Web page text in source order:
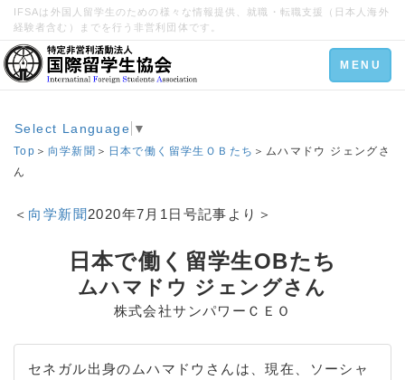
IFSAは外国人留学生のための様々な情報提供、就職・転職支援（日本人海外
経験者含む）までを行う非営利団体です。
Toggle
navigation
MENU
Select Language ▼
Top ＞ 向学新聞 ＞ 日本で働く留学生ＯＢたち ＞ムハマドウ ジェングさ
ん
＜ 向学新聞2020年7月1日号記事より＞
日本で働く留学生OBたち
ムハマドウ ジェングさん
株式会社サンパワーＣＥＯ
セネガル出身のムハマドウさんは、現在、ソーシャ